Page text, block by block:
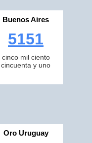
Buenos Aires
5151
cinco mil ciento
cincuenta y uno
Oro Uruguay